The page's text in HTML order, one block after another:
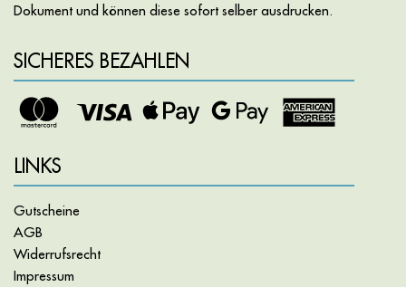
Dokument und können diese sofort selber ausdrucken.
SICHERES BEZAHLEN
LINKS
Gutscheine
AGB
Widerrufsrecht
Impressum